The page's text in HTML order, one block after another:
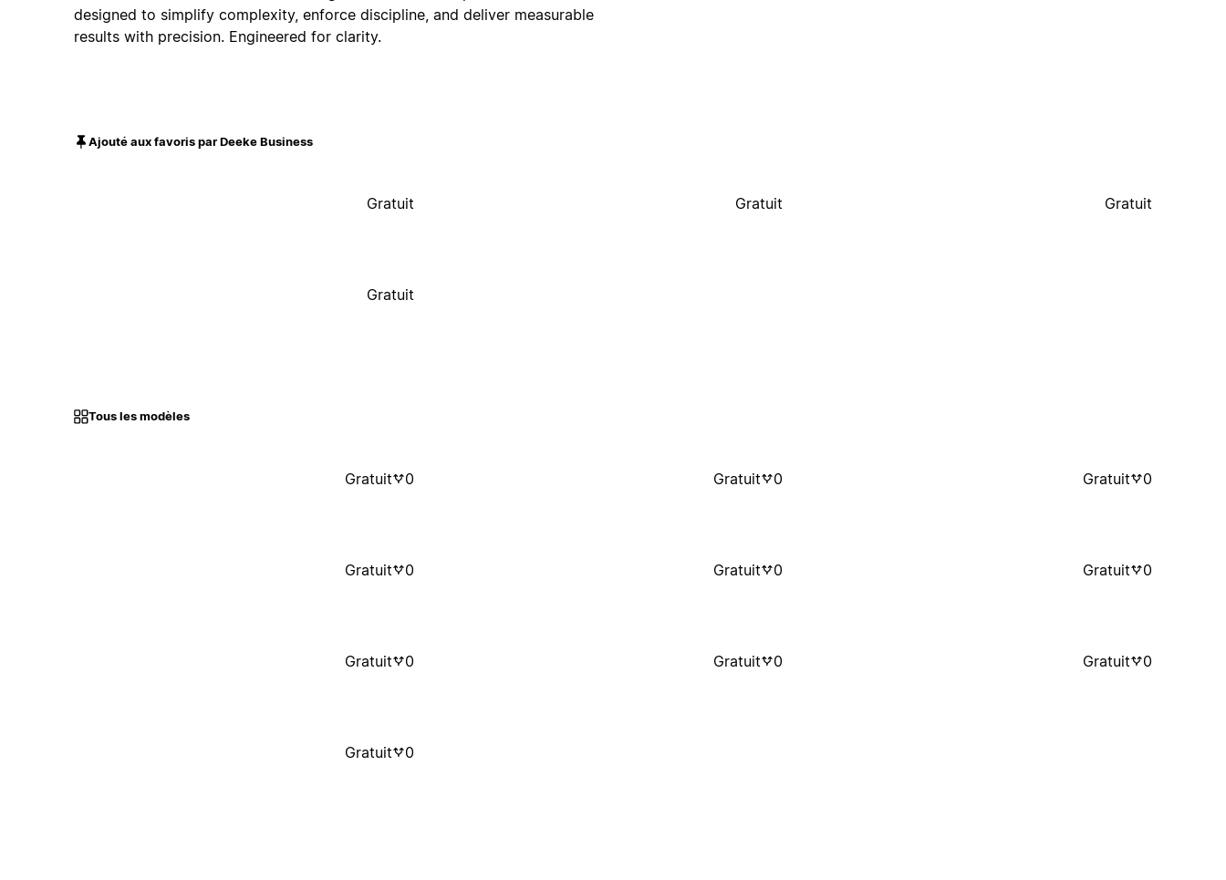
designed to simplify complexity, enforce discipline, and deliver measurable
results with precision. Engineered for clarity.
Ajouté aux favoris par Deeke Business
Gratuit Gratuit Gratuit
Gratuit
Tous les modèles
Gratuit 0 Gratuit 0 Gratuit 0
Gratuit 0 Gratuit 0 Gratuit 0
Gratuit 0 Gratuit 0 Gratuit 0
Gratuit 0